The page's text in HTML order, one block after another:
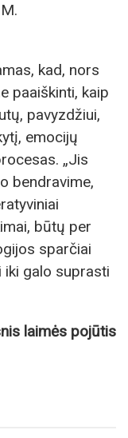
kad, nors
paaiškinti, kaip
pavyzdžiui,
emocijų
„Jis
bendravime,
būtų per
sparčiai
iki galo suprasti
laimės pojūtis